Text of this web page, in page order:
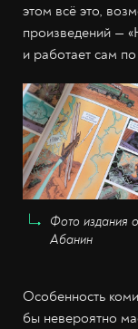
этом всё это,
произведений —
и работает сам
Фото издания
Абанин
Особенность
бы невероятно